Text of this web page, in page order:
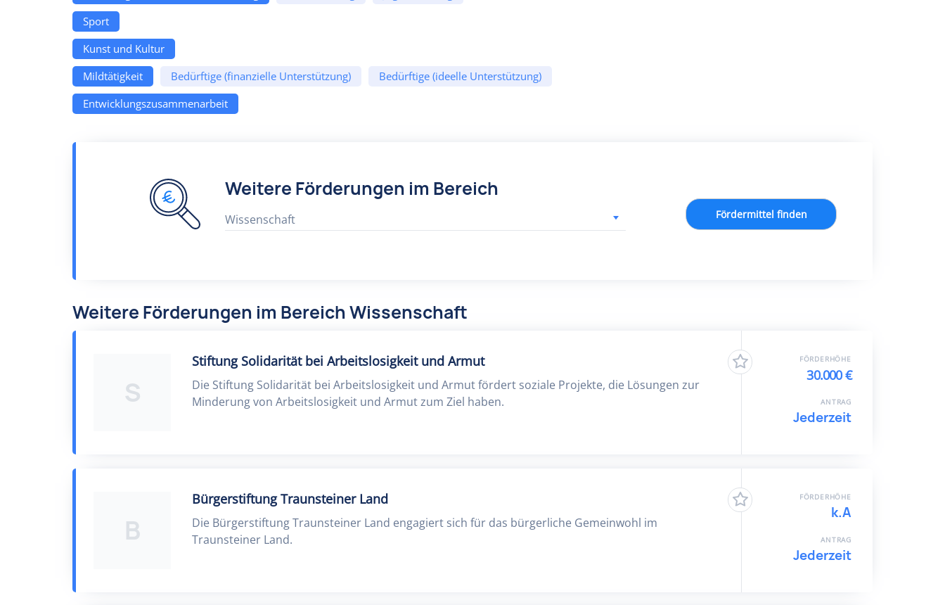
Sport
Kunst und Kultur
Mildtätigkeit
Bedürftige (finanzielle Unterstützung)
Bedürftige (ideelle Unterstützung)
Entwicklungszusammenarbeit
Weitere Förderungen im Bereich
Wissenschaft Fördermittel finden
Weitere Förderungen im Bereich Wissenschaft
S
Stiftung Solidarität bei Arbeitslosigkeit und Armut
Die Stiftung Solidarität bei Arbeitslosigkeit und Armut fördert soziale Projekte, die Lösungen zur
Minderung von Arbeitslosigkeit und Armut zum Ziel haben.
FÖRDERHÖHE
30.000 €
ANTRAG
Jederzeit
B
Bürgerstiftung Traunsteiner Land
Die Bürgerstiftung Traunsteiner Land engagiert sich für das bürgerliche Gemeinwohl im
Traunsteiner Land.
FÖRDERHÖHE
k.A
ANTRAG
Jederzeit